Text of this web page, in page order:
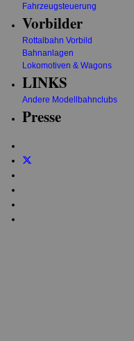
Fahrzeugsteuerung
Vorbilder
Rottalbahn Vorbild
Bahnanlagen
Lokomotiven & Wagons
LINKS
Andere Modellbahnclubs
Presse